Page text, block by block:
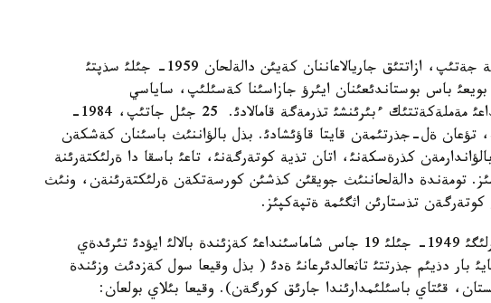
قئتاي كوممؤنيستئك پارتياسئ جةثئسكة جةتئپ، ازاتتئق جاريالاعاننان كةيئن دالةلحان 1959- جئلئ سذپتئ
باس بوستاندئعئنان ايئرؤ جازاسئنا كةسئلئپ، ساياسي
قئلمئسكةرلةردئ قامايتئن تارئم قذمئنداعئ مةملةكةتتئك ءبئرئنشئ تذرمةگة قامالادئ. 25 جئل جاتئپ، 1984-
تؤعان ةل-جذرتئمةن قايتا قاؤئشادئ. بذل بالؤاننئث باسئنان كةشكةن
كذرةسكةنئ، اتان تذية كوتةرگةنئ، تاعئ باسقا دا ةرلئكتةرئنة
تومةندة دالةلحاننئث جويقئن كذشئن كورسةتكةن ةرلئكتةرئنةن، ونئث
تذستارئن اثگئمة ةتپةكپئز.
دالةلحاننئث ةل بئلةتئن ءبئرئنشئ ةرلئگئ 1949- جئلئ 19 جاس شاماسئنداعئ كةزئندة بالالئ ايؤدئ تئرئدةي
بار دذيئم جذرتتئ تاثعالدئرعانئ ةدئ ( بذل وقيعا سول كةزدئث وزئندة
قئتاي باسئلئمدارئندا جارئق كورگةن). وقيعا بئلاي بولعان: